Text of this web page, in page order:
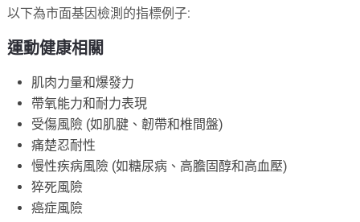
以下為市面基因檢測的指標例子:
運動健康相關
肌肉力量和爆發力
帶氧能力和耐力表現
受傷風險 (如肌腱、韌帶和椎間盤)
痛楚忍耐性
慢性疾病風險 (如糖尿病、高膽固醇和高血壓)
猝死風險
癌症風險